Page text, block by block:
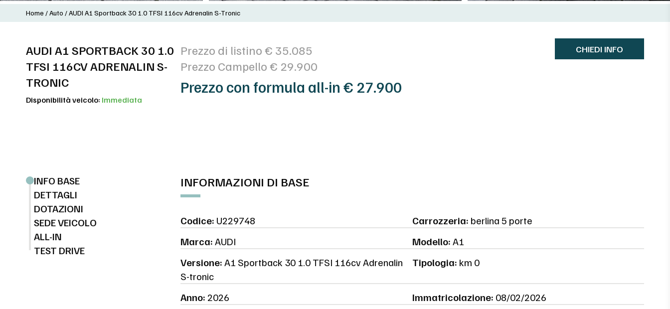
Home /Auto /AUDI A1 Sportback 30 1.0 TFSI 116cv Adrenalin S-Tronic
AUDI A1 SPORTBACK 30 1.0
TFSI 116CV ADRENALIN S-
TRONIC
Disponibilità veicolo: Immediata
Prezzo di listino € 35.085
Prezzo Campello € 29.900
Prezzo con formula all-in € 27.900
CHIEDI INFO
INFO BASE
DETTAGLI
DOTAZIONI
SEDE VEICOLO
ALL-IN
TEST DRIVE
INFORMAZIONI DI BASE
Codice: U229748 Carrozzeria: berlina 5 porte
Marca:AUDI Modello:A1
Versione:A1 Sportback 30 1.0 TFSI 116cv Adrenalin
S-tronic
Tipologia: km 0
Anno: 2026 Immatricolazione: 08/02/2026